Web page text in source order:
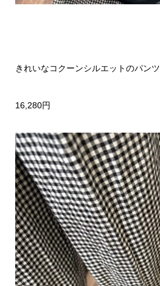
きれいなコクーンシルエットのパンツ
16,280円